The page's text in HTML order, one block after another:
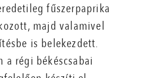
fűszerpaprika
majd valamivel
is belekezdett.
a régi békéscsabai